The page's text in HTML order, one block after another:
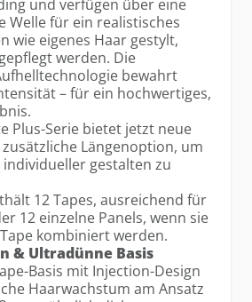
und verfügen über eine
Welle für ein realistisches
wie eigenes Haar gestylt,
werden. Die
bewahrt
– für ein hochwertiges,
Plus-Serie bietet jetzt neue
Längenoption, um
gestalten zu
12 Tapes, ausreichend für
12 einzelne Panels, wenn sie
kombiniert werden.
& Ultradünne Basis
Basis mit Injection-Design
Haarwachstum am Ansatz